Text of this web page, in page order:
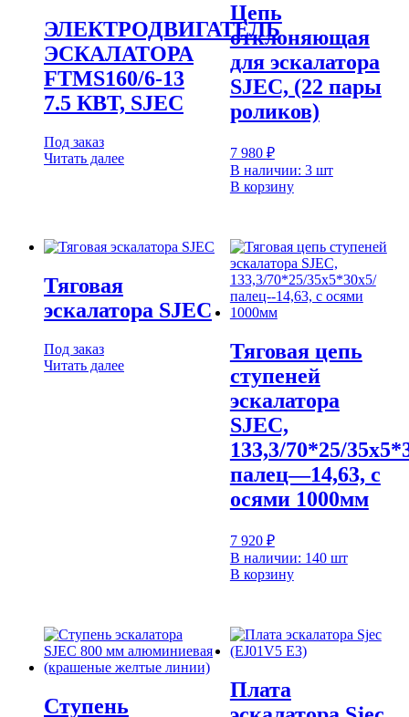
ЭЛЕКТРОДВИГАТЕЛЬ
ЭСКАЛАТОРА
FTMS160/6-13
7.5 КВТ, SJEC
Под заказ
Читать далее
Цепь
отклоняющая
для эскалатора
SJEC, (22 пары
роликов)
7 980 ₽
В наличии: 3 шт
В корзину
Тяговая
эскалатора SJEC
Под заказ
Читать далее
Тяговая цепь
ступеней
эскалатора
SJEC,
133,3/70*25/
палец—14,63, с
осями 1000мм
7 920 ₽
В наличии: 140 шт
В корзину
Ступень
Плата